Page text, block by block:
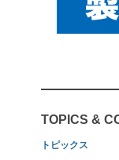
TOPICS &
トピックス